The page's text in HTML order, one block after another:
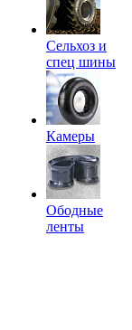
Сельхоз и
спец шины
Камеры
Ободные
ленты